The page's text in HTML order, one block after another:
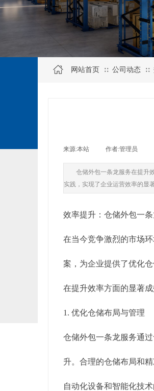
网站首页 ∷ 公司动态 ∷
来源:本站 作者:管理员
仓储外包一条龙服务在提升
实践，实现了企业运营效率的显
效率提升：仓储外包一
在当今竞争激烈的市场
案，为企业提供了优化
在提升效率方面的显著
1. 优化仓储布局与管理
仓储外包一条龙服务通
升。合理的仓储布局和
自动化设备和智能化技